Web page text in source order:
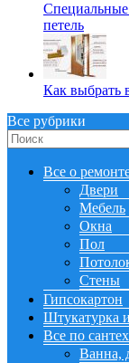
Специальные
петель
Как выбрать
Все рубрики
Все о
Двери
Мебель
Окна
Пол
Стены
Гипсокартон
Штукатурка
Все по
Ванна,